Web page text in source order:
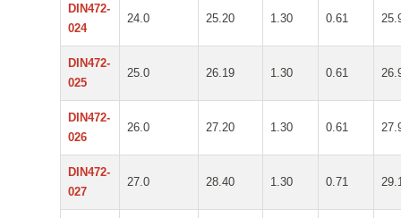
DIN472-
024
24.0 25.20 1.30 0.61
DIN472-
025
25.0 26.19 1.30 0.61
DIN472-
026
26.0 27.20 1.30 0.61
DIN472-
027
27.0 28.40 1.30 0.71